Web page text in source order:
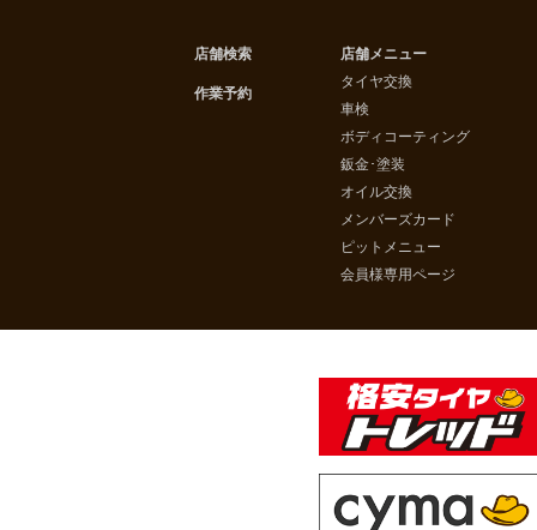
店舗検索
作業予約
店舗メニュー
タイヤ交換
車検
ボディコーティング
鈑金･塗装
オイル交換
メンバーズカード
ピットメニュー
会員様専用ページ